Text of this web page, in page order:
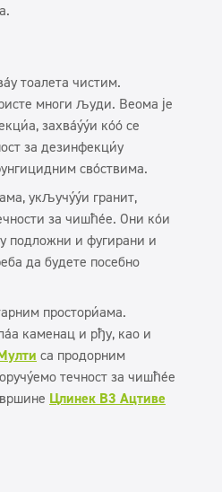
тоалета чистим.
многи људи. Веома је
захваљујући којој се
за дезинфекцију
својствима.
укључујући гранит,
за чишћење. Они који
подложни и фугирани и
да будете посебно
просторијама.
каменац и рђу, као и
са продорним
течност за чишћење
Цлинек В3 Ацтиве